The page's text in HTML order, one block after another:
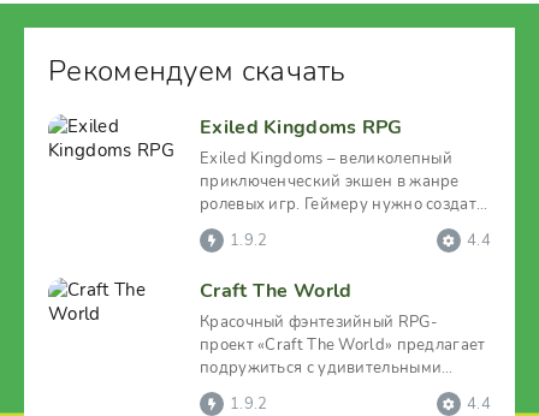
Рекомендуем скачать
Exiled Kingdoms RPG
Exiled Kingdoms – великолепный
приключенческий экшен в жанре
ролевых игр. Геймеру нужно создать
своего храброго героя и
1.9.2 4.4
Craft The World
Красочный фэнтезийный RPG-
проект «Craft The World» предлагает
подружиться с удивительными
гномами, сделать так, чтобы
1.9.2 4.4